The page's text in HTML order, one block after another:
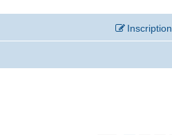
Inscription